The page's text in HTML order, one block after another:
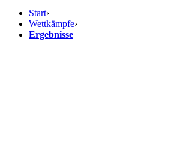
Start›
Wettkämpfe›
Ergebnisse